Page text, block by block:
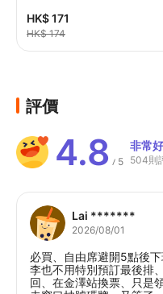
HK$ 171
HK$ 174
評價
4.8 / 5
非常好
504則
Lai *******
2026/08/01
必買、自由席避開5點後
李也不用特別預訂最後排
回、在金澤站換票、只是